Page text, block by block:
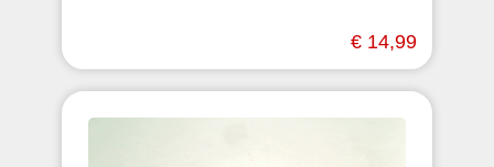
€ 14,99